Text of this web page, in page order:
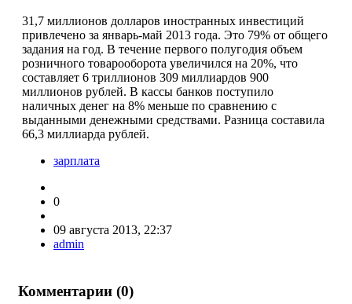
31,7 миллионов долларов иностранных инвестиций
привлечено за январь-май 2013 года. Это 79% от общего
задания на год. В течение первого полугодия объем
розничного товарооборота увеличился на 20%, что
составляет 6 триллионов 309 миллиардов 900
миллионов рублей. В кассы банков поступило
наличных денег на 8% меньше по сравнению с
выданными денежными средствами. Разница составила
66,3 миллиарда рублей.
зарплата
0
09 августа 2013, 22:37
admin
Комментарии (0)